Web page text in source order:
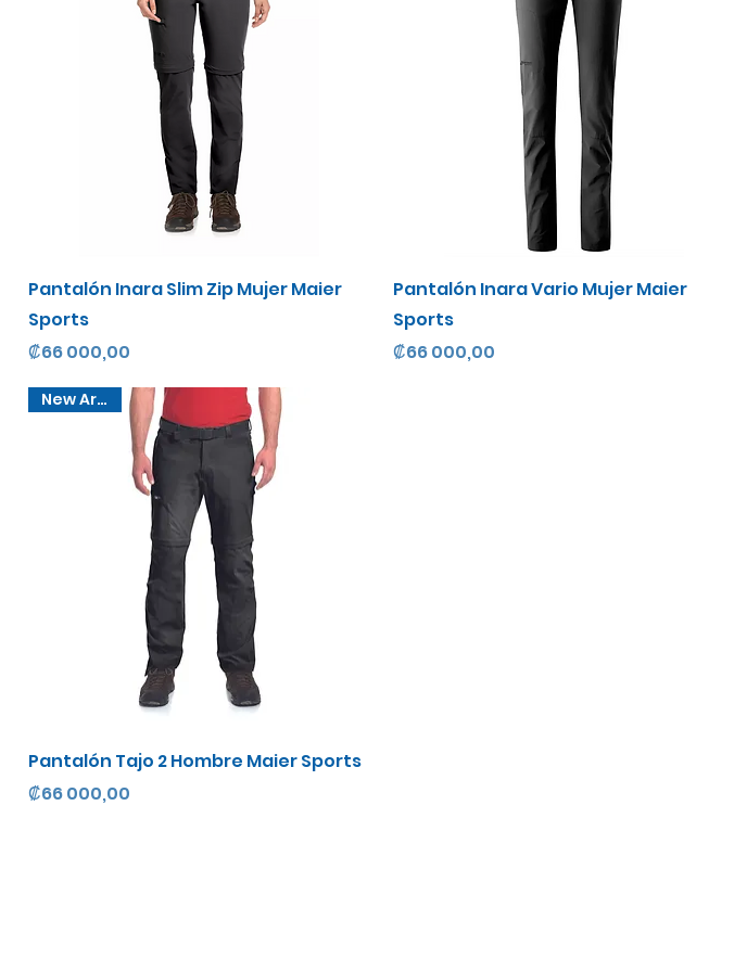
Vista rápida
Pantalón Inara Slim Zip Mujer Maier
Sports
Precio
₡66 000,00
Vista rápida
Pantalón Inara Vario Mujer Maier
Sports
Precio
₡66 000,00
Vista rápida
New Arrival
Pantalón Tajo 2 Hombre Maier Sports
Precio
₡66 000,00